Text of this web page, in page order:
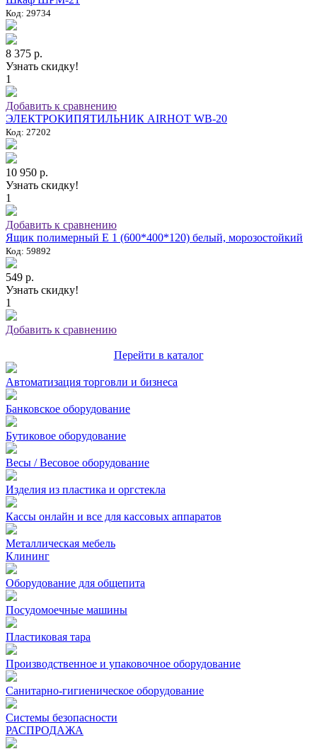
Код: 29734
8 375 р.
Узнать скидку!
1
Добавить к сравнению
ЭЛЕКТРОКИПЯТИЛЬНИК AIRHOT WB-20
Код: 27202
10 950 р.
Узнать скидку!
1
Добавить к сравнению
Ящик полимерный E 1 (600*400*120) белый, морозостойкий
Код: 59892
549 р.
Узнать скидку!
1
Добавить к сравнению
Перейти в каталог
Автоматизация торговли и бизнеса
Банковское оборудование
Бутиковое оборудование
Весы / Весовое оборудование
Изделия из пластика и оргстекла
Кассы онлайн и все для кассовых аппаратов
Металлическая мебель
Клининг
Оборудование для общепита
Посудомоечные машины
Пластиковая тара
Производственное и упаковочное оборудование
Санитарно-гигиеническое оборудование
Системы безопасности
РАСПРОДАЖА